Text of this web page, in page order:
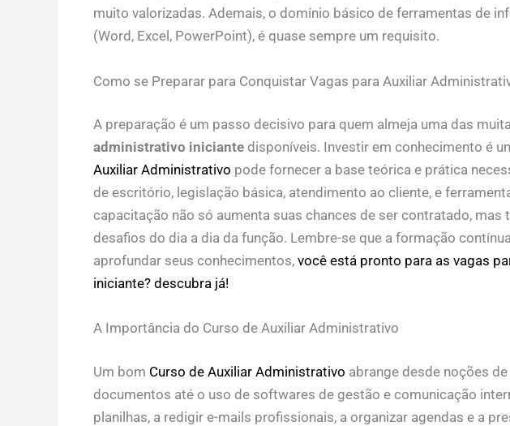
muito valorizadas. Ademais, o domínio básico de ferramentas de
(Word, Excel, PowerPoint), é quase sempre um requisito.
Como se Preparar para Conquistar Vagas para Auxiliar
A preparação é um passo decisivo para quem almeja uma das
administrativo iniciantedisponíveis. Investir em conhecimento é
Auxiliar Administrativo pode fornecer a base teórica e prática
de escritório, legislação básica, atendimento ao cliente, e
capacitação não só aumenta suas chances de ser contratado, mas
desafios do dia a dia da função. Lembre-se que a formação
aprofundar seus conhecimentos, você está pronto para as vagas
iniciante? descubra já!
A Importância do Curso de Auxiliar Administrativo
Um bom Curso de Auxiliar Administrativo abrange desde noções
documentos até o uso de softwares de gestão e comunicação
planilhas, a redigir e-mails profissionais, a organizar agendas e a